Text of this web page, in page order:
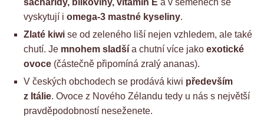
sacharidy, bílkoviny, vitamín E a v semenech se
vyskytují i omega-3 mastné kyseliny.
Zlaté kiwi se od zeleného liší nejen vzhledem, ale také
chutí. Je mnohem sladší a chutní více jako exotické
ovoce (částečně připomíná zralý ananas).
V českých obchodech se prodává kiwi především
z Itálie. Ovoce z Nového Zélandu tedy u nás s největší
pravděpodobností neseženete.